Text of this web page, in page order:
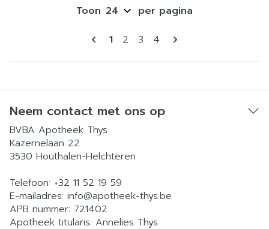
Pagina's
U lees momenteel pagina
1 Pagina
2 Pagina
3 Pagina
4
Toon per pagina
Neem contact met ons op
BVBA Apotheek Thys
Kazernelaan 22
3530 Houthalen-Helchteren
Telefoon: +32 11 52 19 59
E-mailadres: info@apotheek-thys.be
APB nummer: 721402
Apotheek titularis: Annelies Thys